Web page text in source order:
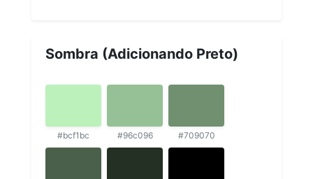
Sombra (Adicionando Preto)
#bcf1bc #96c096 #709070